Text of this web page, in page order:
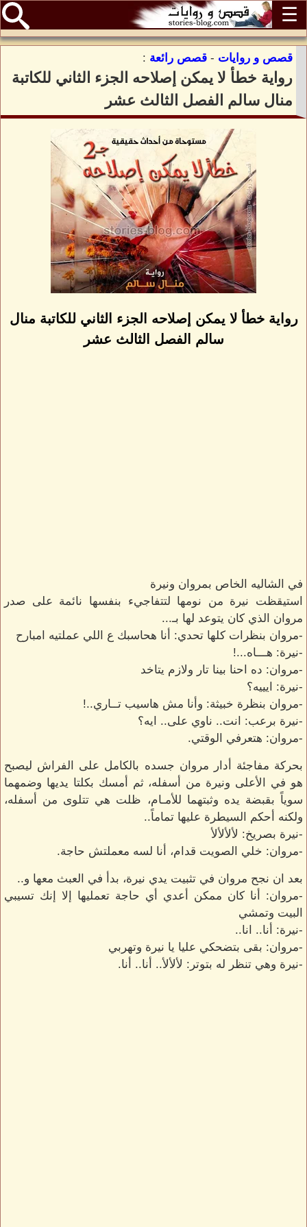
☰
قصص و روايات - قصص رائعة :
رواية خطأ لا يمكن إصلاحه الجزء الثاني للكاتبة
منال سالم الفصل الثالث عشر
رواية خطأ لا يمكن إصلاحه الجزء الثاني للكاتبة منال
سالم الفصل الثالث عشر
في الشاليه الخاص بمروان ونيرة
استيقظت نيرة من نومها لتتفاجيء بنفسها نائمة على صدر
مروان الذي كان يتوعد لها بـ...
-مروان بنظرات كلها تحدي: أنا هحاسبك ع اللي عملتيه امبارح
-نيرة: هـــاه...!
-مروان: ده احنا بينا تار ولازم يتاخد
-نيرة: ايييه؟
-مروان بنظرة خبيثة: وأنا مش هاسيب تــاري..!
-نيرة برعب: انت.. ناوي على.. ايه؟
-مروان: هتعرفي الوقتي.
بحركة مفاجئة أدار مروان جسده بالكامل على الفراش ليصبح
هو في الأعلى ونيرة من أسفله، ثم أمسك بكلتا يديها وضمهما
سوياً بقبضة يده وثبتهما للأمـام، ظلت هي تتلوى من أسفله،
ولكنه أحكم السيطرة عليها تماماً..
-نيرة بصريخ: لألألألأ
-مروان: خلي الصويت قدام، أنا لسه معملتش حاجة.
بعد ان نجح مروان في تثبيت يدي نيرة، بدأ في العبث معها و..
-مروان: أنا كان ممكن أعدي أي حاجة تعمليها إلا إنك تسيبي
البيت وتمشي
-نيرة: أنا.. انا..
-مروان: بقى بتضحكي عليا يا نيرة وتهربي
-نيرة وهي تنظر له بتوتر: لألألأ.. أنا.. أنا.